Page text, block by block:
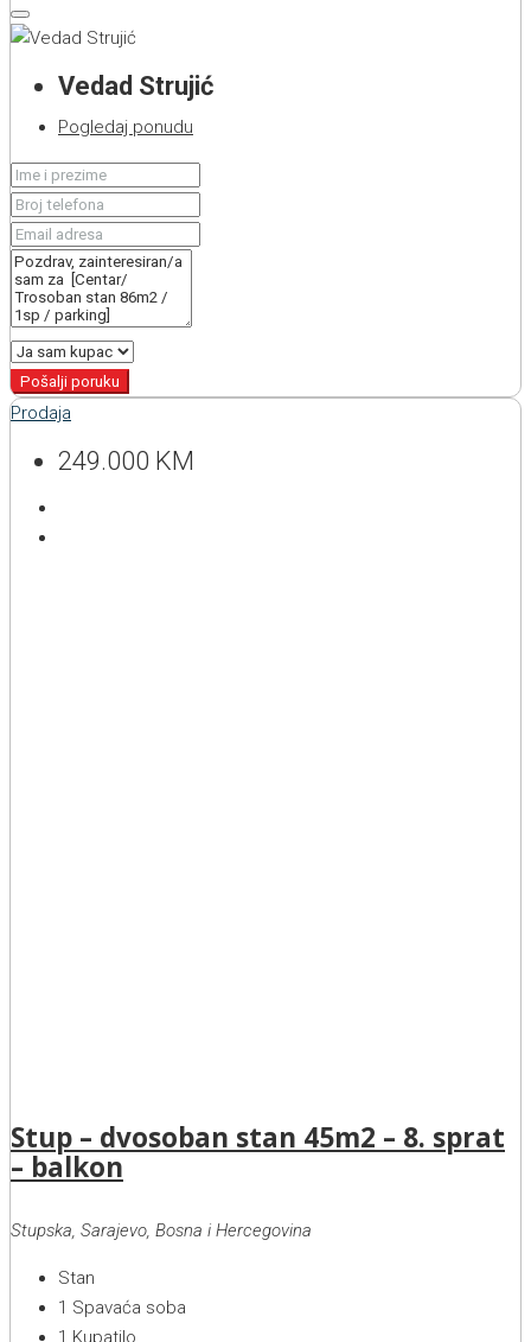
Vedad Strujić
Pogledaj ponudu
Pošalji poruku
Prodaja
249.000 KM
Stup – dvosoban stan 45m2 – 8. sprat
– balkon
Stupska, Sarajevo, Bosna i Hercegovina
Stan
1 Spavaća soba
1 Kupatilo